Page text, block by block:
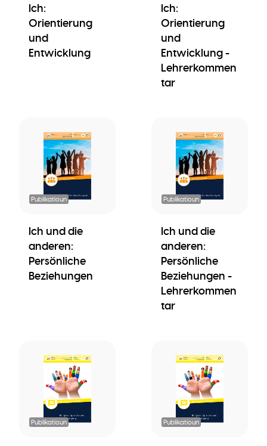
Ich:
Orientierung
und
Entwicklung
Ich:
Orientierung
und
Entwicklung -
Lehrerkommen
tar
Publikatioun
Ich und die
anderen:
Persönliche
Beziehungen
Publikatioun
Ich und die
anderen:
Persönliche
Beziehungen -
Lehrerkommen
tar
Publikatioun Publikatioun